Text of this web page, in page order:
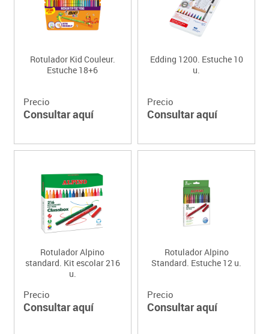
Rotulador Kid Couleur.
Estuche 18+6
Precio
Consultar aquí
Edding 1200. Estuche 10
u.
Precio
Consultar aquí
Rotulador Alpino
standard. Kit escolar 216
u.
Precio
Consultar aquí
Rotulador Alpino
Standard. Estuche 12 u.
Precio
Consultar aquí